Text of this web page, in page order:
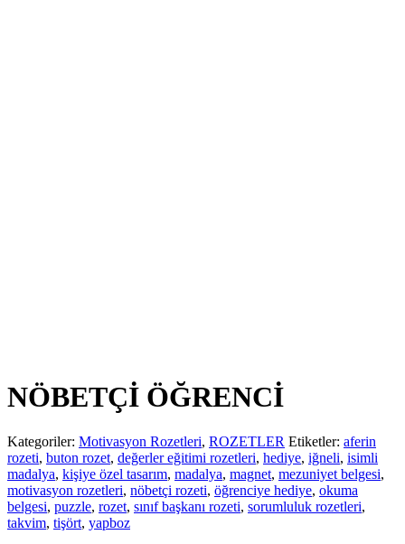
NÖBETÇİ ÖĞRENCİ
Kategoriler: Motivasyon Rozetleri, ROZETLER Etiketler: aferin
rozeti, buton rozet, değerler eğitimi rozetleri, hediye, iğneli, isimli
madalya, kişiye özel tasarım, madalya, magnet, mezuniyet belgesi,
motivasyon rozetleri, nöbetçi rozeti, öğrenciye hediye, okuma
belgesi, puzzle, rozet, sınıf başkanı rozeti, sorumluluk rozetleri,
takvim, tişört, yapboz